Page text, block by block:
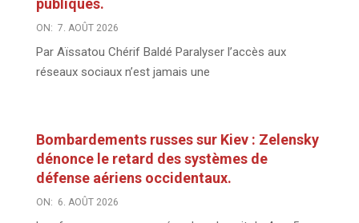
publiques.
ON: 7. AOÛT 2026
Par Aïssatou Chérif Baldé Paralyser l’accès aux
réseaux sociaux n’est jamais une
Bombardements russes sur Kiev : Zelensky
dénonce le retard des systèmes de
défense aériens occidentaux.
ON: 6. AOÛT 2026